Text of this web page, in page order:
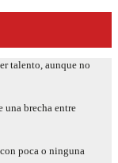
talento, aunque no
una brecha entre
poca o ninguna